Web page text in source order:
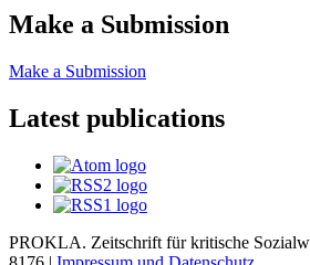
Make a Submission
Make a Submission
Latest publications
PROKLA. Zeitschrift für kritische